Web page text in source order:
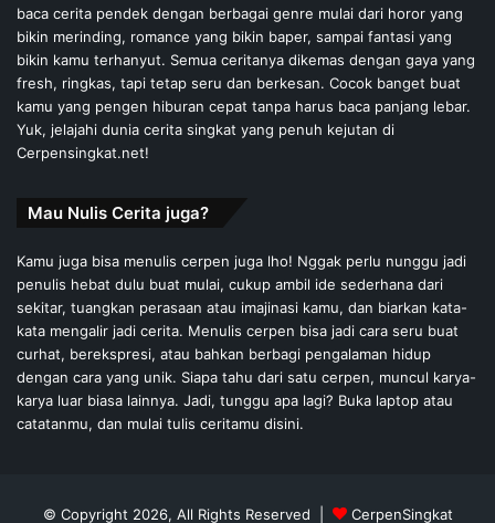
baca cerita pendek dengan berbagai genre mulai dari horor yang
bikin merinding, romance yang bikin baper, sampai fantasi yang
bikin kamu terhanyut. Semua ceritanya dikemas dengan gaya yang
fresh, ringkas, tapi tetap seru dan berkesan. Cocok banget buat
kamu yang pengen hiburan cepat tanpa harus baca panjang lebar.
Yuk, jelajahi dunia cerita singkat yang penuh kejutan di
Cerpensingkat.net!
Mau Nulis Cerita juga?
Kamu juga bisa menulis cerpen juga lho! Nggak perlu nunggu jadi
penulis hebat dulu buat mulai, cukup ambil ide sederhana dari
sekitar, tuangkan perasaan atau imajinasi kamu, dan biarkan kata-
kata mengalir jadi cerita. Menulis cerpen bisa jadi cara seru buat
curhat, berekspresi, atau bahkan berbagi pengalaman hidup
dengan cara yang unik. Siapa tahu dari satu cerpen, muncul karya-
karya luar biasa lainnya. Jadi, tunggu apa lagi? Buka laptop atau
catatanmu, dan mulai tulis ceritamu disini.
© Copyright 2026, All Rights Reserved | CerpenSingkat